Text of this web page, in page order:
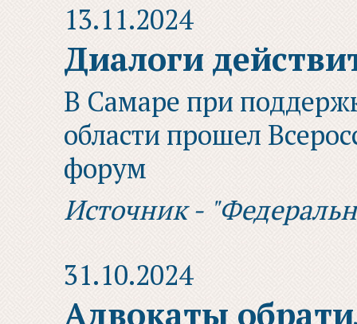
13.11.2024
Диалоги
В Самаре при
области прошел
форум
Источник -
31.10.2024
Адвокаты